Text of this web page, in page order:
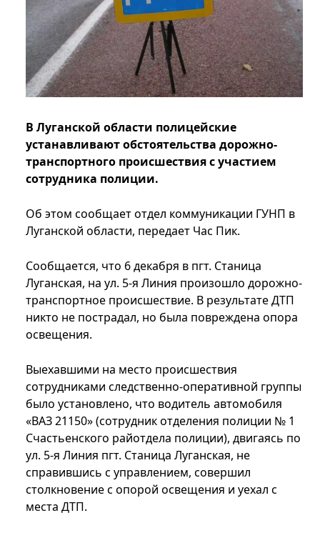
В Луганской области полицейские
устанавливают обстоятельства дорожно-
транспортного происшествия с участием
сотрудника полиции.
Об этом сообщает отдел коммуникации ГУНП в
Луганской области, передает Час Пик.
Сообщается, что 6 декабря в пгт. Станица
Луганская, на ул. 5-я Линия произошло дорожно-
транспортное происшествие. В результате ДТП
никто не пострадал, но была повреждена опора
освещения.
Выехавшими на место происшествия
сотрудниками следственно-оперативной группы
было установлено, что водитель автомобиля
«ВАЗ 21150» (сотрудник отделения полиции № 1
Счастьенского райотдела полиции), двигаясь по
ул. 5-я Линия пгт. Станица Луганская, не
справившись с управлением, совершил
столкновение с опорой освещения и уехал с
места ДТП.